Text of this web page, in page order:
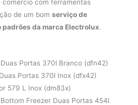
comércio com ferramentas
de um bomserviço de
da marca Electrolux.
Portas 370l Branco (dfn42)
Portas 370l Inox (dfx42)
579 L Inox (dm83x)
Freezer Duas Portas 454l